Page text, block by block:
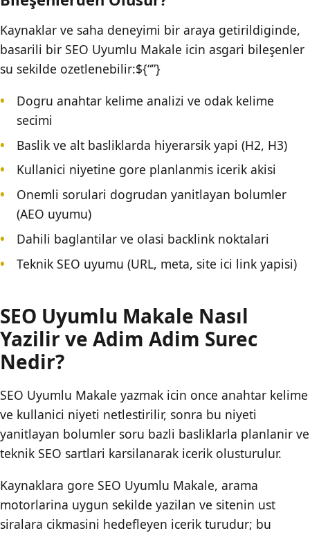
Kaynaklar ve saha deneyimi bir araya getirildiginde,
basarili bir SEO Uyumlu Makale icin asgari bileşenler
su sekilde ozetlenebilir:${“”}
Dogru anahtar kelime analizi ve odak kelime
secimi
Baslik ve alt basliklarda hiyerarsik yapi (H2, H3)
Kullanici niyetine gore planlanmis icerik akisi
Onemli sorulari dogrudan yanitlayan bolumler
(AEO uyumu)
Dahili baglantilar ve olasi backlink noktalari
Teknik SEO uyumu (URL, meta, site ici link yapisi)
SEO Uyumlu Makale Nasıl
Yazilir ve Adim Adim Surec
Nedir?
SEO Uyumlu Makale yazmak icin once anahtar kelime
ve kullanici niyeti netlestirilir, sonra bu niyeti
yanitlayan bolumler soru bazli basliklarla planlanir ve
teknik SEO sartlari karsilanarak icerik olusturulur.
Kaynaklara gore SEO Uyumlu Makale, arama
motorlarina uygun sekilde yazilan ve sitenin ust
siralara cikmasini hedefleyen icerik turudur; bu